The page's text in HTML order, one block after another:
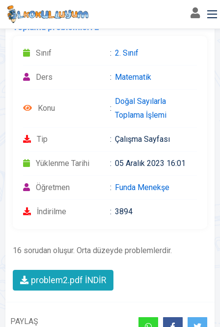
Toplama problemleri 2
Sınıf 2. Sınıf
Ders Matematik
Konu
Doğal Sayılarla
Toplama İşlemi
Tip Çalışma Sayfası
Yüklenme Tarihi 05 Aralık 2023 16:01
Öğretmen Funda Menekşe
İndirilme 3894
16 sorudan oluşur. Orta düzeyde problemlerdir.
problem2.pdf İNDİR
PAYLAŞ